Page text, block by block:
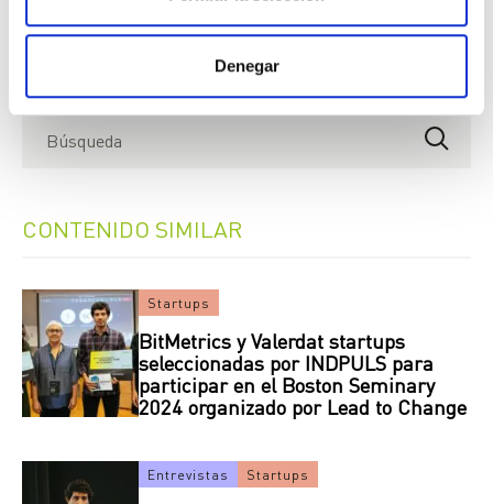
Denegar
CONTENIDO SIMILAR
Startups
BitMetrics y Valerdat startups
seleccionadas por INDPULS para
participar en el Boston Seminary
2024 organizado por Lead to Change
Entrevistas Startups